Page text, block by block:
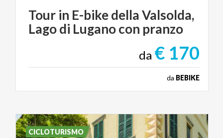
Tour in E-bikedellaValsolda,
Lagodi Luganocon pranzo
da € 170
da BEBIKE
CICLOTURISMO